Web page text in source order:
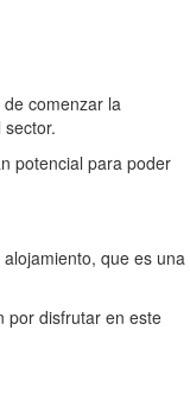
comenzar la
potencial para poder
que es una
por disfrutar en este